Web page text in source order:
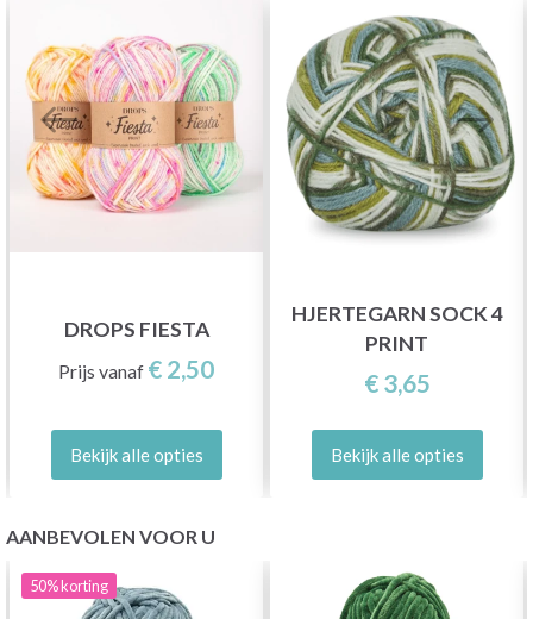
DROPS FIESTA
Prijs vanaf € 2,50
Bekijk alle opties
HJERTEGARN SOCK 4
PRINT
€ 3,65
Bekijk alle opties
AANBEVOLEN VOOR U
50%korting